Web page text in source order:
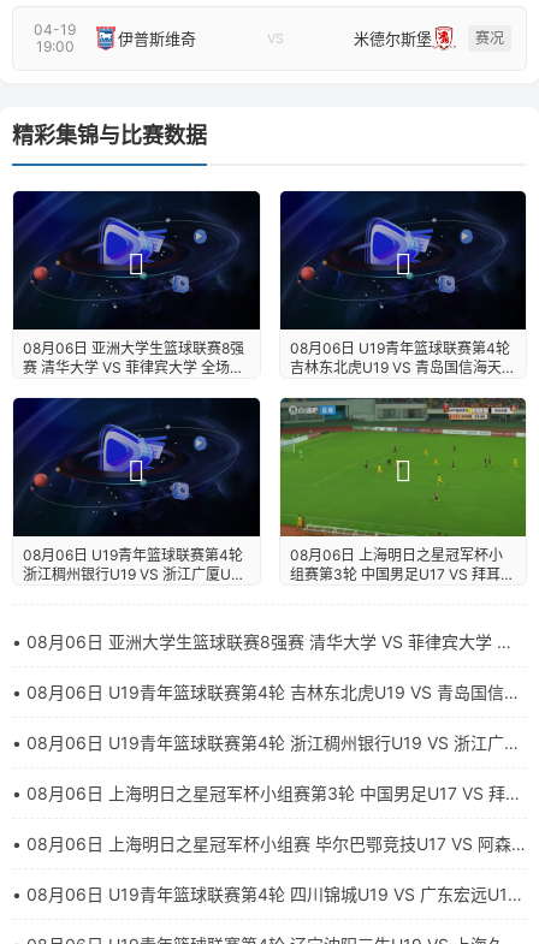
04-19
19:00
伊普斯维奇 VS 米德尔斯堡 赛况
精彩集锦与比赛数据
08月06日 亚洲大学生篮球联赛8强
赛 清华大学 VS 菲律宾大学 全场录
08月06日 U19青年篮球联赛第4轮
吉林东北虎U19 VS 青岛国信海天
08月06日 U19青年篮球联赛第4轮
浙江稠州银行U19 VS 浙江广厦U19
08月06日 上海明日之星冠军杯小
组赛第3轮 中国男足U17 VS 拜耳
• 08月06日 亚洲大学生篮球联赛8强赛 清华大学 VS 菲律宾大学 全
• 08月06日 U19青年篮球联赛第4轮 吉林东北虎U19 VS 青岛国信海
• 08月06日 U19青年篮球联赛第4轮 浙江稠州银行U19 VS 浙江广厦
• 08月06日 上海明日之星冠军杯小组赛第3轮 中国男足U17 VS 拜耳
• 08月06日 上海明日之星冠军杯小组赛 毕尔巴鄂竞技U17 VS 阿森
• 08月06日 U19青年篮球联赛第4轮 四川锦城U19 VS 广东宏远U19